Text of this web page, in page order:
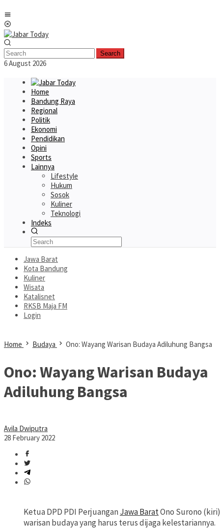
to
content
Search
6 August 2026
Home
Bandung Raya
Regional
Politik
Ekonomi
Pendidikan
Opini
Sports
Lainnya
Lifestyle
Hukum
Sosok
Kuliner
Teknologi
Indeks
Jawa Barat
Kota Bandung
Kuliner
Wisata
Katalisnet
RKSB Maja FM
Login
Home Budaya Ono: Wayang Warisan Budaya Adiluhung Bangsa
Ono: Wayang Warisan Budaya
Adiluhung Bangsa
Avila Dwiputra
28 February 2022
Ketua DPD PDI PerjuanganJawa BaratOno Surono
warisan budaya yang harus terus dijaga kelestariannya.